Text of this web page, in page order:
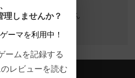
ログの投稿はありません
理しませんか？
ーマを利用中！
ームを記録する
レビューを読む